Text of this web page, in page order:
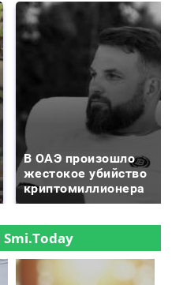
В ОАЭ произошло
жестокое убийство
криптомиллионера